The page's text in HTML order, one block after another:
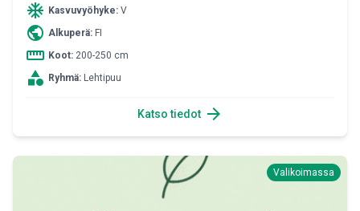
ac_unit Kasvuvyöhyke: V
public Alkuperä: FI
straighten Koot: 200-250 cm
category Ryhmä: Lehtipuu
Katso tiedot arrow_forward
Valikoimassa